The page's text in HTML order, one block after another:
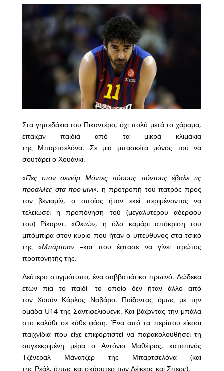
Στα γηπεδάκια του Πικαντέρο, όχι πολύ μετά το χάραμα,
έπαιζαν παιδιά από τα μικρά κλιμάκια
της Μπαρτσελόνα. Σε μια μπασκέτα μόνος του να
σουτάρει ο Χουάνκι.
«Πες στον σενιόρ Μόντες πόσους πόντους έβαλε τις
προάλλες στα προ-μίνι», η προτροπή του πατρός προς
τον βενιαμίν, ο οποίος ήταν εκεί περιμένοντας να
τελειώσει η προπόνηση τού (μεγαλύτερου αδερφού
του) Ρίκαρντ.«Οκτώ», η όλο καμάρι απόκριση του
μπόμπιρα στον κύριο που ήταν ο υπεύθυνος στα τσικό
της«Μπάρτσα»–και που έφτασε να γίνει πρώτος
προπονητής της.
Δεύτερο στιγμιότυπο, ένα σαββατιάτικο πρωινό. Δώδεκα
ετών πια το παιδί, το οποίο δεν ήταν άλλο από
τον Χουάν Κάρλος Ναβάρο. Παίζοντας όμως με την
ομάδα U14 της Σαντιφελιούενκ. Και βάζοντας την μπάλα
στο καλάθι σε κάθε φάση. Ένα από τα περίπου είκοσι
παιχνίδια που είχε επιφορτιστεί να παρακολουθήσει τη
συγκεκριμένη μέρα ο Αντόνιο Μαθέιρας, κατοπινός
Τζένεραλ Μάνατζερ της Μπαρτσελόνα (και
της Ρεάλ, όπως και σκάουτερ των Λέικερς και Σπερς).